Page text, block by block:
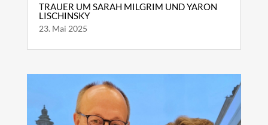
TRAUER UM SARAH MILGRIM UND YARON
LISCHINSKY
23. Mai 2025